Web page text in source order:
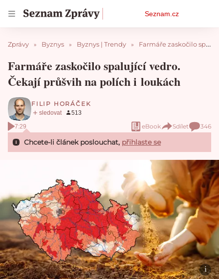
menu
Seznam.cz
Zprávy Byznys Byznys | Trendy Farmáře zaskočilo spalující vedro. Čekají průšvih na polích i loukách
Farmáře zaskočilo spalující vedro.
Čekají průšvih na polích i loukách
FILIP HORÁČEK
7:29
Chcete-li článek poslouchat, přihlaste se
eBook Sdílet 346